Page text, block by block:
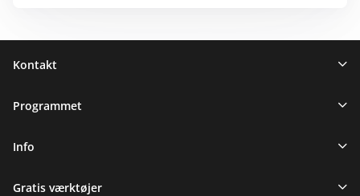
Sidefod
Kontakt
Programmet
Info
Gratis værktøjer